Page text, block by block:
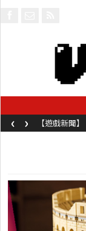
【遊戲新聞
容同時系舊
‹ ›